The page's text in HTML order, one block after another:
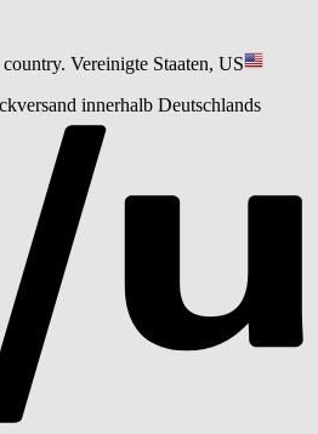
Vereinigte Staaten, US
innerhalb Deutschlands